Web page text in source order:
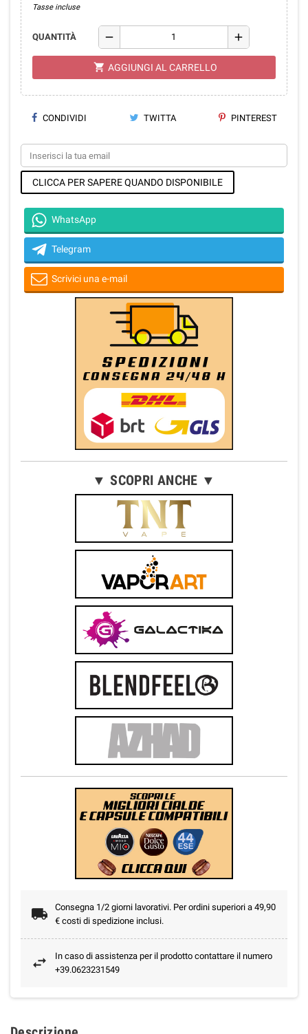
Tasse incluse
QUANTITÀ remove add
shopping_cart AGGIUNGI AL CARRELLO
CONDIVIDI TWITTA PINTEREST
CLICCA PER SAPERE QUANDO DISPONIBILE
WhatsApp
Telegram
Scrivici una e-mail
▼ SCOPRI ANCHE ▼
Consegna 1/2 giorni lavorativi. Per ordini superiori a 49,90
€ costi di spedizione inclusi.
In caso di assistenza per il prodotto contattare il numero
+39.0623231549